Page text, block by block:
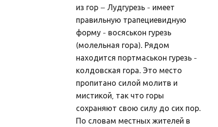
Liikuvad pyhad
Taarausulistest. Kaupo Deemant
Kustas Utuste elutöö peatähiseid
из гор – Лудгурезь - имеет
правильную трапециевидную
форму - восяськон гурезь
(молельная гора). Рядом
находится портмаськон гурезь -
колдовская гора. Это место
пропитано силой молитв и
мистикой, так что горы
сохраняют свою силу до сих пор.
По словам местных жителей в